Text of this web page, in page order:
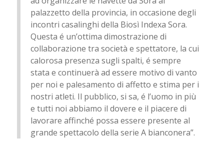
palazzetto della provincia, in occasione degli
incontri casalinghi della Biosì Indexa Sora.
Questa é un’ottima dimostrazione di
collaborazione tra società e spettatore, la cui
calorosa presenza sugli spalti, é sempre
stata e continuerà ad essere motivo di vanto
per noi e palesamento di affetto e stima per i
nostri atleti. Il pubblico, si sa, é l’uomo in più
e tutti noi abbiamo il dovere e il piacere di
lavorare affinché possa essere presente al
grande spettacolo della serie A bianconera”.